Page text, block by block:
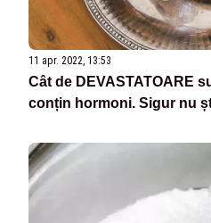
11 apr. 2022, 13:53
Cât de DEVASTATOARE
conțin hormoni. Sigur nu